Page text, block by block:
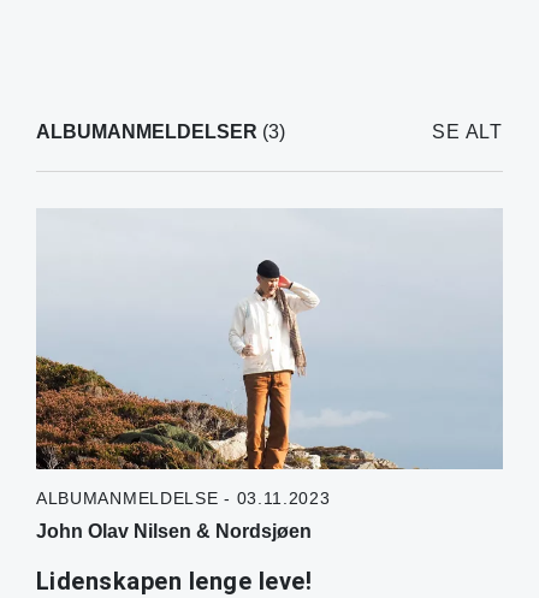
ALBUMANMELDELSER (3) SE ALT
ALBUMANMELDELSE - 03.11.2023
John Olav Nilsen & Nordsjøen
Lidenskapen lenge leve!